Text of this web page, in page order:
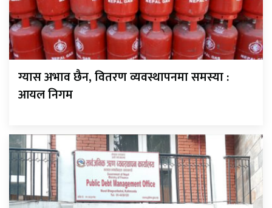
ग्यास अभाव छैन, वितरण व्यवस्थापनमा समस्या :
आयल निगम